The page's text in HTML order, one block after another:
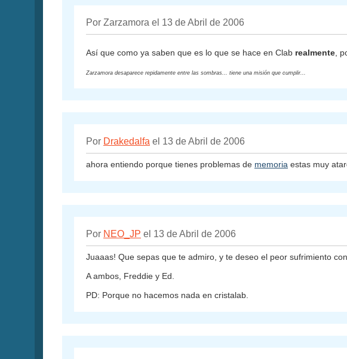
Por Zarzamora el 13 de Abril de 2006
Así que como ya saben que es lo que se hace en Clab realmente ,
Zarzamora desaparece repidamente entre las sombras... tiene una misión que cumplir...
Por Drakedalfa el 13 de Abril de 2006
ahora entiendo porque tienes problemas de memoria estas muy
Por NEO_JP el 13 de Abril de 2006
Juaaas! Que sepas que te admiro, y te deseo el peor sufrimiento
A ambos, Freddie y Ed.
PD: Porque no hacemos nada en cristalab.